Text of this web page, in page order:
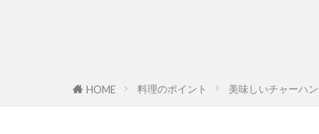
HOME 料理のポイント 美味しいチャーハ